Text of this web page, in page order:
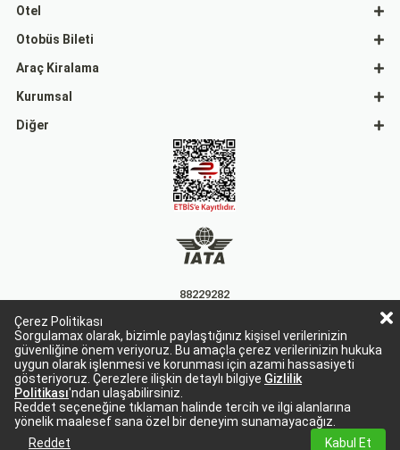
Çerez Politikası
Sorgulamax olarak, bizimle paylaştığınız kişisel verilerinizin
güvenliğine önem veriyoruz. Bu amaçla çerez verilerinizin hukuka
uygun olarak işlenmesi ve korunması için azami hassasiyeti
gösteriyoruz. Çerezlere ilişkin detaylı bilgiye Gizlilik
Politikası'ndan ulaşabilirsiniz.
Reddet seçeneğine tıklaman halinde tercih ve ilgi alanlarına
yönelik maalesef sana özel bir deneyim sunamayacağız.
Reddet
Kabul Et
Otel
Otobüs Bileti
Araç Kiralama
Kurumsal
Diğer
88229282
15863
Sorgulamax Turizim, TURSAB Belge No: 15863